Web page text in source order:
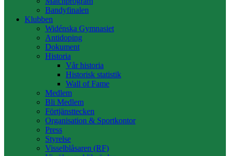
Bandyfinalen
Klubben
Widénska Gymnasiet
Antidoping
Dokument
Historia
Vår historia
Historisk statistik
Wall of Fame
Medlem
Bli Medlem
Förtjänsttecken
Organisation & Sportkontor
Press
Styrelse
Visselblåsaren (RF)